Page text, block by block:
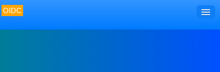
Accueil
OIDC